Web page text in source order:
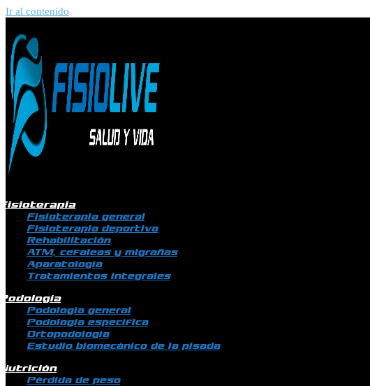
Ir al contenido
Fisioterapia general
Fisioterapia deportiva
Rehabilitación
ATM, cefaleas y migrañas
Aparatología
Tratamientos integrales
Podología general
Podología específica
Ortopodología
Estudio biomecánico de la pisada
Pérdida de peso